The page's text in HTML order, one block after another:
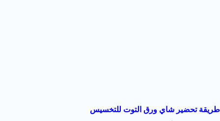
طريقة تحضير شاي ورق التوت للتخسيس